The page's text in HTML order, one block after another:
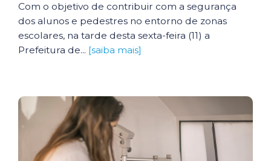
Com o objetivo de contribuir com a segurança
dos alunos e pedestres no entorno de zonas
escolares, na tarde desta sexta-feira (11) a
Prefeitura de... [saiba mais]